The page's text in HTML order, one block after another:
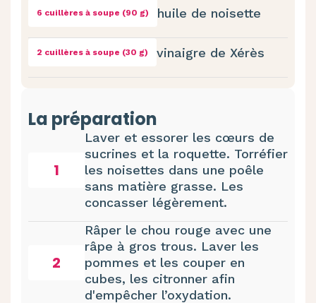
6 cuillères à soupe (90 g) huile de noisette
2 cuillères à soupe (30 g) vinaigre de Xérès
La préparation
1
Laver et essorer les cœurs de
sucrines et la roquette. Torréfier
les noisettes dans une poêle
sans matière grasse. Les
concasser légèrement.
2
Râper le chou rouge avec une
râpe à gros trous. Laver les
pommes et les couper en
cubes, les citronner afin
d'empêcher l’oxydation.